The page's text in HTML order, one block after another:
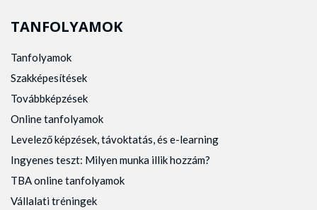
TANFOLYAMOK
Tanfolyamok
Szakképesítések
Továbbképzések
Online tanfolyamok
Levelező képzések, távoktatás, és e-learning
Ingyenes teszt: Milyen munka illik hozzám?
TBA online tanfolyamok
Vállalati tréningek